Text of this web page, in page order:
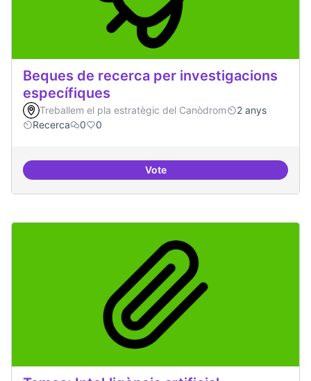
Beques de recerca per investigacions
específiques
Treballem el pla estratègic del Canòdrom
2 anys
Recerca
0 0
VoteBeques de recerca per